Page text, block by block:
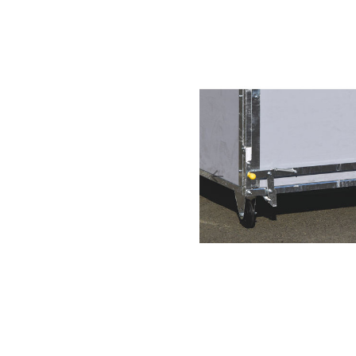
Précédent
arrow_backward